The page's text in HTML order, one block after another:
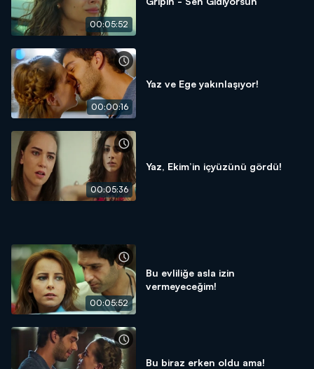
00:05:52
00:00:16
Yaz ve Ege yakınlaşıyor!
00:05:36
Yaz, Ekim’in içyüzünü gördü!
00:05:52
Bu evliliğe asla izin
vermeyeceğim!
Bu biraz erken oldu ama!